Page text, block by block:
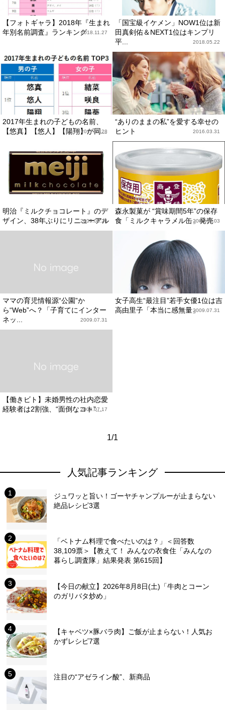
【フォトギャラ】2018年『生まれ
年別名前調査』ランキング2018.11.27
「国宝級イケメン」NOW1位は新
田真剣佑＆NEXT1位はキンプリ
平...
2018.05.22
2017年生まれの子どもの名前、
【悠真】【悠人】【陽翔】が同...
2017.11.28
“ありのままの私”を愛する幸せの
ヒント
2016.03.31
明治『ミルクチョコレート』のデ
ザイン、38年ぶりにリニューアル
2009.08.26
森永製菓が “賞味期間5年”の保存
食「ミルクキャラメル缶」発売
2009.08.03
ママの育児情報源“公園”か
ら“Web”へ？「子育てにインター
ネッ...
2009.07.31
女子高生“最注目”若手女優1位は吉
高由里子「本当に感無量」2009.07.31
【働きビト】未婚男性の社内恋愛
経験者は2割強、“面倒なコト”...
2009.07.17
1/1
人気記事ランキング
ジュワッと旨い！ゴーヤチャンプルーが止まらない
絶品レシピ3選
「ベトナム料理で食べたいのは？」＜回答数
38,109票＞【教えて！ みんなの衣食住「みんなの
暮らし調査隊」結果発表 第615回】
【今日の献立】2026年8月8日(土)「牛肉とコーン
のガリバタ炒め」
【キャベツ×豚バラ肉】ご飯が止まらない！人気お
かずレシピ7選
注目の“アゼライン酸”、新商品